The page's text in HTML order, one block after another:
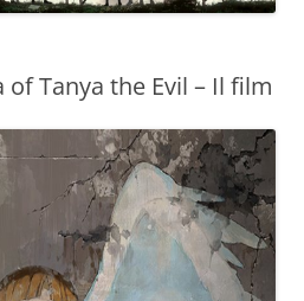
of Tanya the Evil – Il film